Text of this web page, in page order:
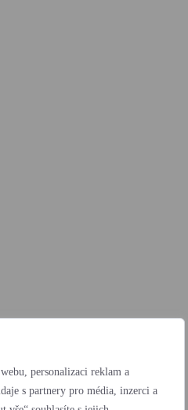
personalizaci reklam a
s partnery pro média, inzerci a